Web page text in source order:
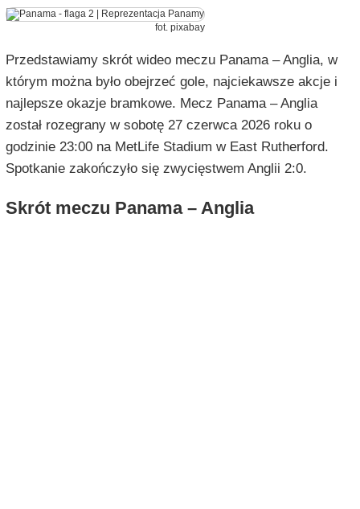
fot. pixabay
Przedstawiamy skrót wideo meczu Panama – Anglia, w
którym można było obejrzeć gole, najciekawsze akcje i
najlepsze okazje bramkowe. Mecz Panama – Anglia
został rozegrany w sobotę 27 czerwca 2026 roku o
godzinie 23:00 na MetLife Stadium w East Rutherford.
Spotkanie zakończyło się zwycięstwem Anglii 2:0.
Skrót meczu Panama – Anglia